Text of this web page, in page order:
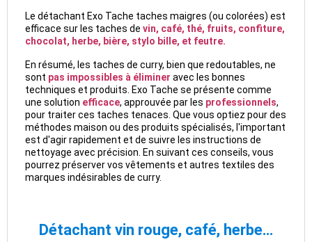
Le détachant Exo Tache taches maigres (ou colorées) est
efficace sur les taches de vin, café, thé, fruits, confiture,
chocolat, herbe, bière, stylo bille, et feutre.
En résumé, les taches de curry, bien que redoutables, ne
sont pas impossibles à éliminer avec les bonnes
techniques et produits. Exo Tache se présente comme
une solution efficace, approuvée par les professionnels,
pour traiter ces taches tenaces. Que vous optiez pour des
méthodes maison ou des produits spécialisés, l'important
est d'agir rapidement et de suivre les instructions de
nettoyage avec précision. En suivant ces conseils, vous
pourrez préserver vos vêtements et autres textiles des
marques indésirables de curry.
Détachant vin rouge, café, herbe, fruits rouges, taches maigres - Exo Tache